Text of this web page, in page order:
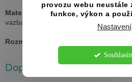
provozu webu neustále
funkce, výkon a
Nastavení
Materiál:
topol, uvnitř 20 listů
vazba
Rozměry:
Doplňkové parametry